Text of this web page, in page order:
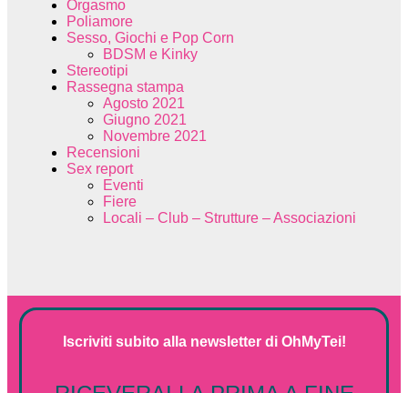
Orgasmo
Poliamore
Sesso, Giochi e Pop Corn
BDSM e Kinky
Stereotipi
Rassegna stampa
Agosto 2021
Giugno 2021
Novembre 2021
Recensioni
Sex report
Eventi
Fiere
Locali – Club – Strutture – Associazioni
Iscriviti subito alla newsletterdi OhMyTei!